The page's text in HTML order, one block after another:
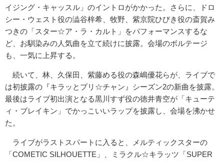
イジング・キャッスル」のイントロがかかった。さらに、ドロ
シー・ウェスト役の澁谷梓希、牧野、紫京院ひびき役の斎賀み
つきの「スター☆ア・ラ・カルト」をパフォーマンスするな
ど、お馴染みの人気曲を立て続けに披露。会場のボルテージ
も、一気に上昇する。
続いて、林、久保田、紫藤める役の森嶋優花らが、ライブで
は初披露の『キラッとプリ☆チャン』シーズン2の新曲を披露。
最後はライブ初出演となる黒川すず役の徳井青空が「キューテ
ィ・ブレイキン」でかっこいいラップを披露し、会場を沸かせ
た。
ライブがラストスパートに入ると、メルティックスターの
「COMETIC SILHOUETTE」、ミラクル☆キラッツ「SUPER